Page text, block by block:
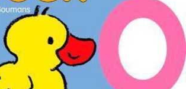
gegevens om contact op te nemen,
met onsprivacybeleid.